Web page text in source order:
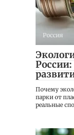
Россия
Почему
парки от
реальные